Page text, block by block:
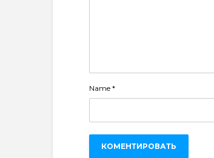
Name *